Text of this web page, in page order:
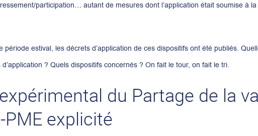
participation… autant de mesures dont l’application était soumise à
période estival, les décrets d’application de ces dispositifs ont été publiés.
? Quels dispositifs concernés ? On fait le tour, on fait le tri.
du Partage de la
PME explicité